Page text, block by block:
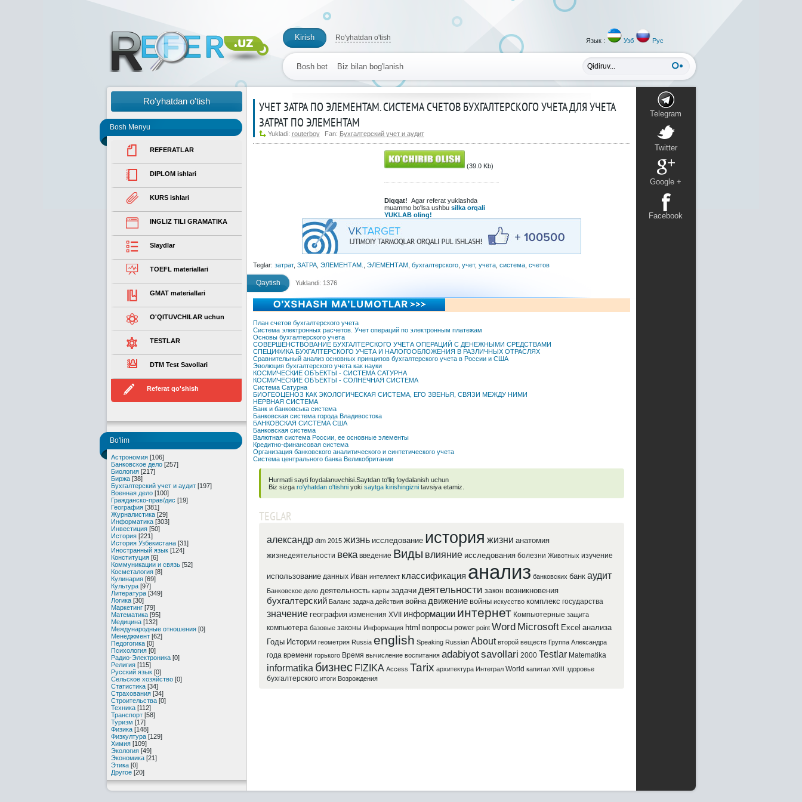
Kirish Ro'yhatdan o'tish Язык : Узб Рус
Bosh bet Biz bilan bog'lanish
Ro'yhatdan o'tish
Bosh Menyu
REFERATLAR
DIPLOM ishlari
KURS ishlari
INGLIZ TILI GRAMATIKA
Slaydlar
TOEFL materiallari
GMAT materiallari
O'QITUVCHILAR uchun
TESTLAR
DTM Test Savollari
Referat qo'shish
Bo'lim
Астрономия [106]
Банковское дело [257]
Биология [217]
Биржа [38]
Бухгалтерский учет и аудит [197]
Военная дело [100]
Гражданско-прав/дис [19]
География [381]
Журналистика [29]
Информатика [303]
Инвестиция [50]
История [221]
История Узбекистана [31]
Иностранный язык [124]
Конституция [6]
Коммуникации и связь [52]
Косметалогия [8]
Кулинария [69]
Культура [97]
Литература [349]
Логика [30]
Маркетинг [79]
Математика [95]
Медицина [132]
Международные отношения [0]
Менеджмент [62]
Педогогика [0]
Психология [0]
Радио-Электроника [0]
Религия [115]
Русский язык [0]
Сельское хозяйство [0]
Статистика [34]
Страхования [34]
Строительства [0]
Техника [112]
Транспорт [58]
Туризм [17]
Физика [148]
Физкултура [129]
Химия [109]
Экология [49]
Экономика [21]
Этика [0]
Другое [20]
Telegram
Twitter
Google +
Facebook
УЧЕТ ЗАТРА ПО ЭЛЕМЕНТАМ. СИСТЕМА СЧЕТОВ БУХГАЛТЕРСКОГО УЧЕТА ДЛЯ УЧЕТА
ЗАТРАТ ПО ЭЛЕМЕНТАМ
Yukladi: routerboy Fan: Бухгалтерский учет и аудит
(39.0 Kb)
Diqqat! Agar referat yuklashda
muammo bo'lsa ushbu silka orqali
YUKLAB oling!
Teglar: затрат, ЗАТРА, ЭЛЕМЕНТАМ. ЭЛЕМЕНТАМ, бухгалтерского, учет, учета, система, счетов
Qaytish Yuklandi: 1376
План счетов бухгалтерского учета
Система электронных расчетов. Учет операций по электронным платежам
Основы бухгалтерского учета
СОВЕРШЕНСТВОВАНИЕ БУХГАЛТЕРСКОГО УЧЕТА ОПЕРАЦИЙ С ДЕНЕЖНЫМИ СРЕДСТВАМИ
СПЕЦИФИКА БУХГАЛТЕРСКОГО УЧЕТА И НАЛОГООБЛОЖЕНИЯ В РАЗЛИЧНЫХ ОТРАСЛЯХ
Сравнительный анализ основных принципов бухгалтерского учета в России и США
Эволюция бухгалтерского учета как науки
КОСМИЧЕСКИЕ ОБЪЕКТЫ - СИСТЕМА САТУРНА
КОСМИЧЕСКИЕ ОБЪЕКТЫ - СОЛНЕЧНАЯ СИСТЕМА
Система Сатурна
БИОГЕОЦЕНОЗ КАК ЭКОЛОГИЧЕСКАЯ СИСТЕМА, ЕГО ЗВЕНЬЯ, СВЯЗИ МЕЖДУ НИМИ
НЕРВНАЯ СИСТЕМА
Банк и банковська система
Банковская система города Владивостока
БАНКОВСКАЯ СИСТЕМА США
Банковская система
Валютная система России, ее основные элементы
Кредитно-финансовая система
Организация банковского аналитического и синтетического учета
Система центрального банка Великобритании
Hurmatli sayti foydalanuvchisi.Saytdan to'liq foydalanish uchun
Biz sizga ro'yhatdan o'tishniyoki saytga kirishingiznitavsiya etamiz.
TEGLAR
александр dtm 2015 жизнь исследование история жизни анатомия
жизнедеятельности века введение Виды влияние исследования болезни Животных изучение
использование данных Иван интеллект классификация анализ банковских банк аудит
Банковское дело деятельность карты задачи деятельности закон возникновения
бухгалтерский Баланс задача действия война движение войны искусство комплекс государства
значение география изменения XVII информации интернет Компьютерные защита
компьютера базовые законы Информация html вопросы power point Word Microsoft Excel анализа
Годы Истории геометрия Russia english Speaking Russian About второй веществ Группа Александра
года времени горького Время вычисление воспитания adabiyotsavollari 2000 Testlar Matematika
informatika бизнес FIZIKA Access Tarix архитектура Интеграл World капитал xviii здоровье
бухгалтерского итоги Возрождения